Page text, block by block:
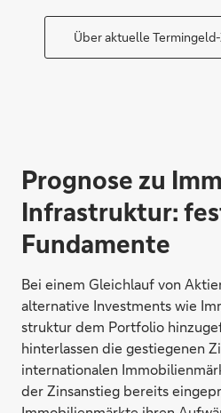
Über aktuelle
Prognose zu
Infrastruktur:
Fundamente
Bei einem Gleichlauf von
alternative Investments wie
struktur dem Portfolio
hinterlassen die gestiegenen
internationalen
der Zinsanstieg bereits